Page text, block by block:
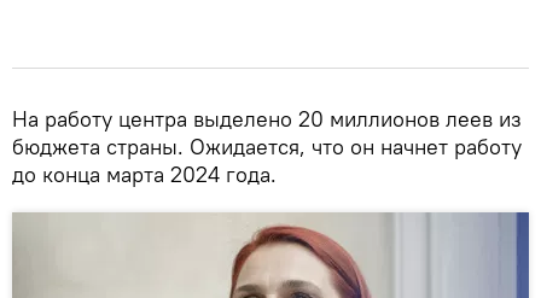
На работу центра выделено 20 миллионов леев из
бюджета страны. Ожидается, что он начнет работу
до конца марта 2024 года.